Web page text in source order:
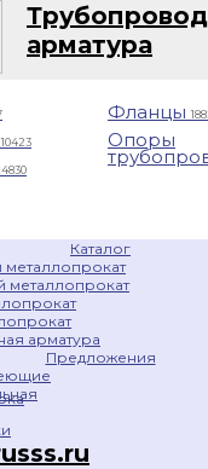
арматура
10423
Фланцы
Опоры
Каталог
металлопрокат
арматура
Предложения